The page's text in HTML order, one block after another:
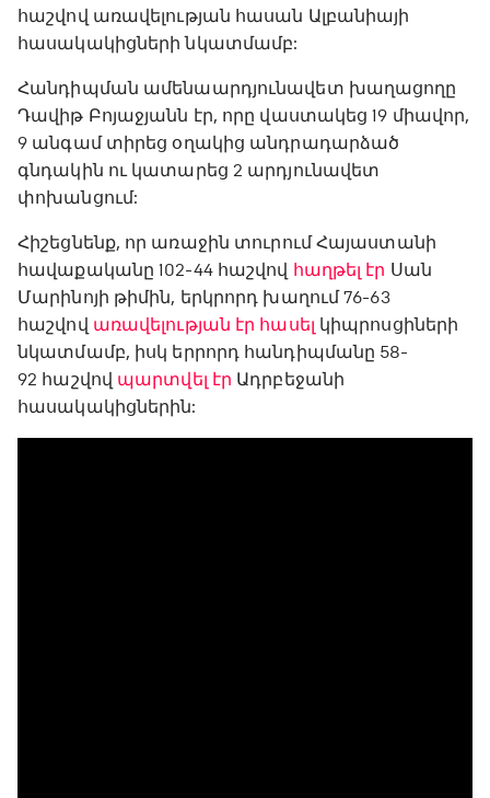
հաշվով առավելության հասան Ալբանիայի
հասակակիցների նկատմամբ:
Հանդիպման ամենաարդյունավետ խաղացողը
Դավիթ Բոյաջյանն էր, որը վաստակեց 19 միավոր,
9 անգամ տիրեց օղակից անդրադարձած
գնդակին ու կատարեց 2 արդյունավետ
փոխանցում:
Հիշեցնենք, որ առաջին տուրում Հայաստանի
հավաքականը 102-44 հաշվով հաղթել էր Սան
Մարինոյի թիմին, երկրորդ խաղում 76-63
հաշվով առավելության էր հասել կիպրոսցիների
նկատմամբ, իսկ երրորդ հանդիպմանը 58-
92 հաշվով պարտվել էր Ադրբեջանի
հասակակիցներին: